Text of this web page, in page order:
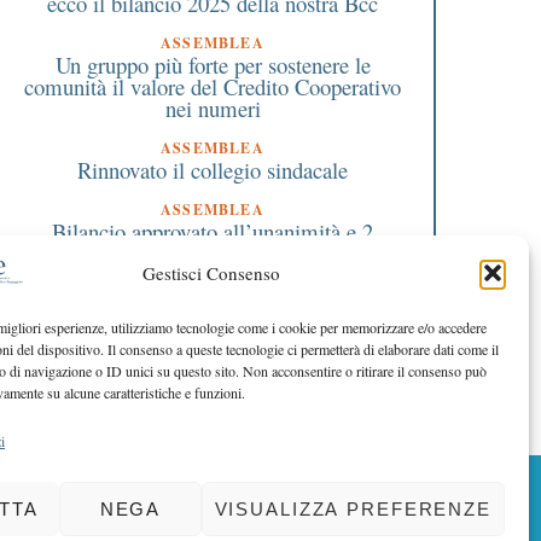
Gestisci Consenso
esperienze, utilizziamo tecnologie come i cookie per memorizzare e/o accedere
del dispositivo. Il consenso a queste tecnologie ci permetterà di elaborare dati come il
di navigazione o ID unici su questo sito. Non acconsentire o ritirare il consenso può
su alcune caratteristiche e funzioni.
NEGA VISUALIZZA PREFERENZE
ASSEMBLEA
Un gruppo più forte per sostenere le
comunità il valore del Credito Cooperativo
nei numeri
ASSEMBLEA
Rinnovato il collegio sindacale
ASSEMBLEA
Bilancio approvato all’unanimità e 2
EDITORIALE PRESIDENTE
Costruire futuro insieme
BACK TO TOP